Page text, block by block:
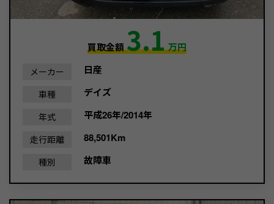
買取金額3.1万円
メーカー 日産
車種 デイズ
年式 平成26年/2014年
走行距離 88,501Km
種別 故障車